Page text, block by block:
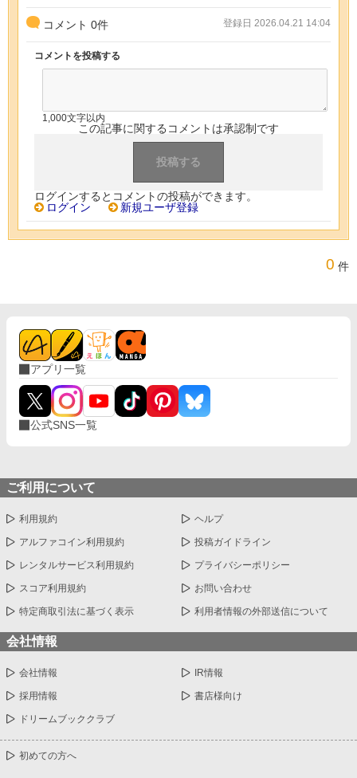
コメント 0件 登録日 2026.04.21 14:04
コメントを投稿する
1,000文字以内
この記事に関するコメントは承認制です
ログインするとコメントの投稿ができます。
ログイン
新規ユーザ登録
0 件
アプリ一覧
公式SNS一覧
ご利用について
利用規約 ヘルプ
アルファコイン利用規約 投稿ガイドライン
レンタルサービス利用規約 プライバシーポリシー
スコア利用規約 お問い合わせ
特定商取引法に基づく表示 利用者情報の外部送信について
会社情報
会社情報 IR情報
採用情報 書店様向け
ドリームブッククラブ
初めての方へ